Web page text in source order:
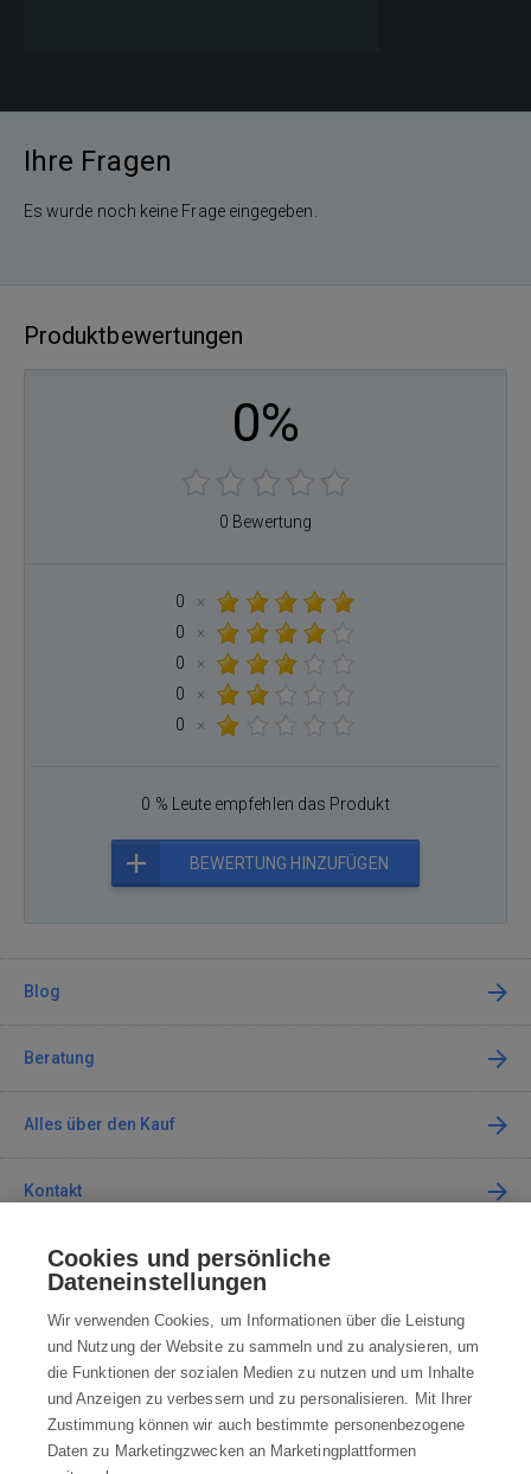
Ihre Fragen
Es wurde noch keine Frage eingegeben.
Produktbewertungen
0%
0 Bewertung
0
×
0
×
0
×
0
×
0
×
0 % Leute empfehlen das Produkt
BEWERTUNG HINZUFÜGEN
Blog
Beratung
Alles über den Kauf
Kontakt
Kontaktieren Sie uns
info@robotworld.at
+49 25 197 159 962 Mo-Fr 8:00—16:00 Uhr
ALLE KONTAKTE
Cookies und persönliche
Dateneinstellungen
Wir verwenden Cookies, um Informationen über die Leistung
und Nutzung der Website zu sammeln und zu analysieren, um
die Funktionen der sozialen Medien zu nutzen und um Inhalte
und Anzeigen zu verbessern und zu personalisieren. Mit Ihrer
Zustimmung können wir auch bestimmte personenbezogene
Daten zu Marketingzwecken an Marketingplattformen